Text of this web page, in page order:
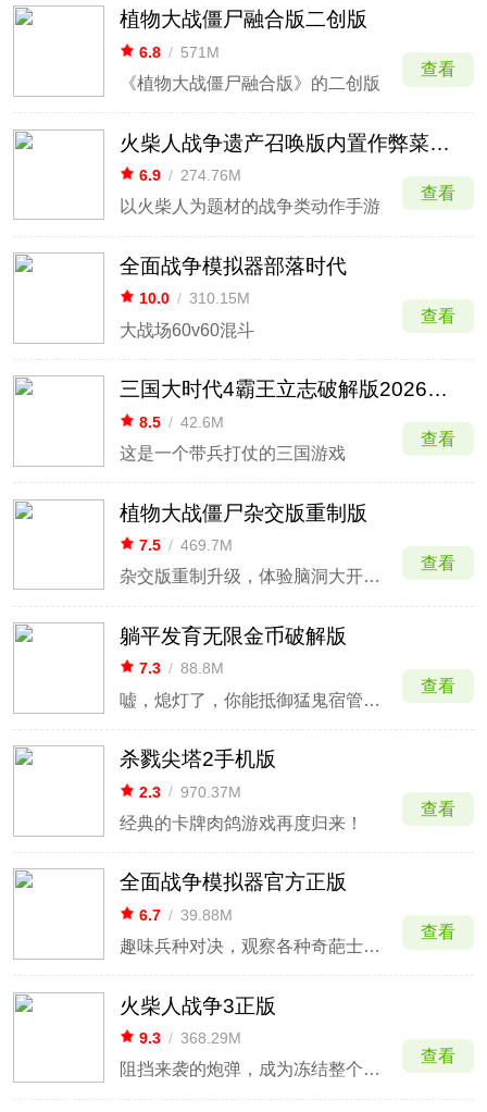
植物大战僵尸融合版二创版
6.8 / 571M
《植物大战僵尸融合版》的二创版
查看
火柴人战争遗产召唤版内置作弊菜单最新版
6.9 / 274.76M
以火柴人为题材的战争类动作手游
查看
全面战争模拟器部落时代
10.0 / 310.15M
大战场60v60混斗
查看
三国大时代4霸王立志破解版2026最新版
8.5 / 42.6M
这是一个带兵打仗的三国游戏
查看
植物大战僵尸杂交版重制版
7.5 / 469.7M
杂交版重制升级，体验脑洞大开的植物杂交对战
查看
躺平发育无限金币破解版
7.3 / 88.8M
嘘，熄灯了，你能抵御猛鬼宿管的gank吗？
查看
杀戮尖塔2手机版
2.3 / 970.37M
经典的卡牌肉鸽游戏再度归来！
查看
全面战争模拟器官方正版
6.7 / 39.88M
趣味兵种对决，观察各种奇葩士兵混战。
查看
火柴人战争3正版
9.3 / 368.29M
阻挡来袭的炮弹，成为冻结整个军团的暴风雪
查看